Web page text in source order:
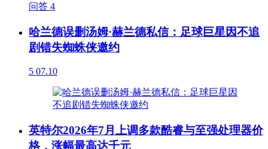
问答 4
哈兰德误删汤姆·赫兰德私信：足球巨星因不追
剧错失蜘蛛侠邀约
5 07.10
英特尔2026年7月上调多款酷睿与至强处理器价
格，涨幅最高达千元